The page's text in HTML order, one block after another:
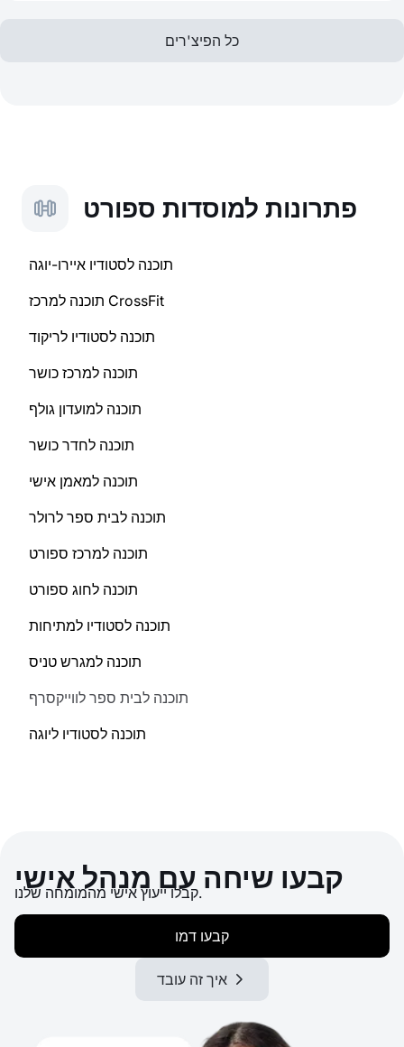
כל הפיצ'רים
פתרונות למוסדות ספורט
תוכנה לסטודיו איירו-יוגה
תוכנה למרכז CrossFit
תוכנה לסטודיו לריקוד
תוכנה למרכז כושר
תוכנה למועדון גולף
תוכנה לחדר כושר
תוכנה למאמן אישי
תוכנה לבית ספר לרולר
תוכנה למרכז ספורט
תוכנה לחוג ספורט
תוכנה לסטודיו למתיחות
תוכנה למגרש טניס
תוכנה לבית ספר לווייקסרף
תוכנה לסטודיו ליוגה
קבעו שיחה עם מנהל אישי
קבלו ייעוץ אישי מהמומחה שלנו.
קבעו דמו
איך זה עובד